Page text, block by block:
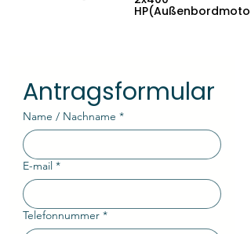
Antragsformular
Name / Nachname *
E-mail *
Telefonnummer *